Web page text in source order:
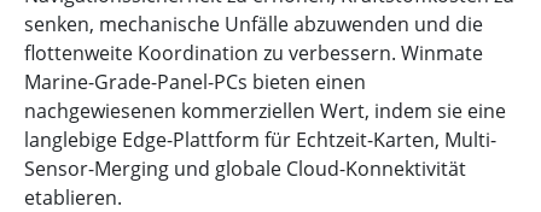
senken, mechanische Unfälle abzuwenden und die
flottenweite Koordination zu verbessern. Winmate
Marine-Grade-Panel-PCs bieten einen
nachgewiesenen kommerziellen Wert, indem sie eine
langlebige Edge-Plattform für Echtzeit-Karten, Multi-
Sensor-Merging und globale Cloud-Konnektivität
etablieren.